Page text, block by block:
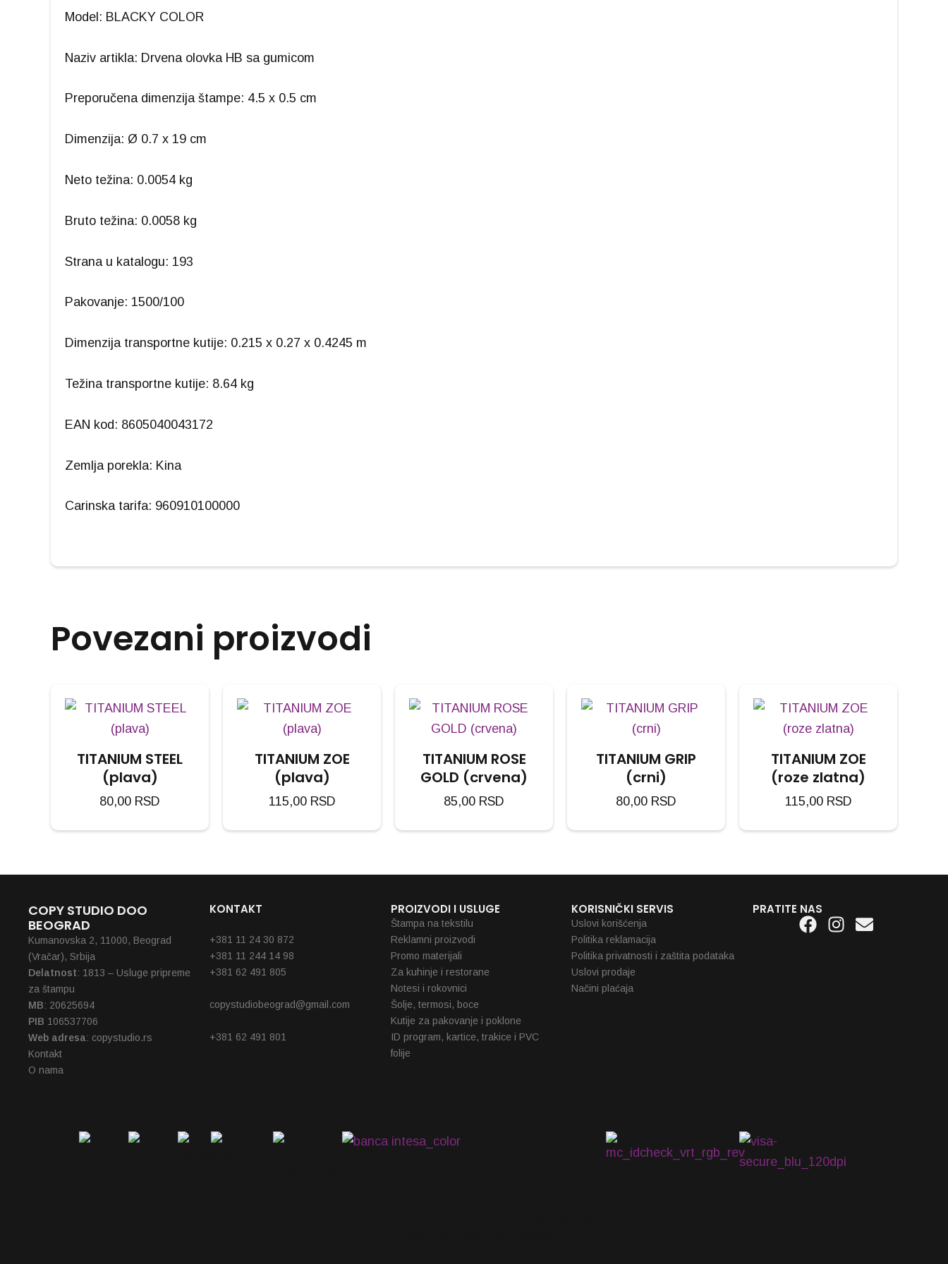
Model: BLACKY COLOR
Naziv artikla: Drvena olovka HB sa gumicom
Preporučena dimenzija štampe: 4.5 x 0.5 cm
Dimenzija: Ø 0.7 x 19 cm
Neto težina: 0.0054 kg
Bruto težina: 0.0058 kg
Strana u katalogu: 193
Pakovanje: 1500/100
Dimenzija transportne kutije: 0.215 x 0.27 x 0.4245 m
Težina transportne kutije: 8.64 kg
EAN kod: 8605040043172
Zemlja porekla: Kina
Carinska tarifa: 960910100000
Povezani proizvodi
TITANIUM STEEL
(plava)
80,00 RSD
TITANIUM ZOE
(plava)
115,00 RSD
TITANIUM ROSE
GOLD (crvena)
85,00 RSD
TITANIUM GRIP
(crni)
80,00 RSD
TITANIUM ZOE
(roze zlatna)
115,00 RSD
COPY STUDIO DOO
BEOGRAD
Kumanovska 2, 11000, Beograd
(Vračar), Srbija
Delatnost: 1813 – Usluge pripreme
za štampu
MB: 20625694
PIB 106537706
Web adresa: copystudio.rs
Kontakt
O nama
KONTAKT
+381 11 24 30 872
+381 11 244 14 98
+381 62 491 805
copystudiobeograd@gmail.com
+381 62 491 801
PROIZVODI I USLUGE
Štampa na tekstilu
Reklamni proizvodi
Promo materijali
Za kuhinje i restorane
Notesi i rokovnici
Šolje, termosi, boce
Kutije za pakovanje i poklone
ID program, kartice, trakice i PVC
folije
KORISNIČKI SERVIS
Uslovi korišćenja
Politika reklamacija
Politika privatnosti i zaštita podataka
Uslovi prodaje
Načini plaćaja
PRATITE NAS
Facebook
Instagram
Envelope